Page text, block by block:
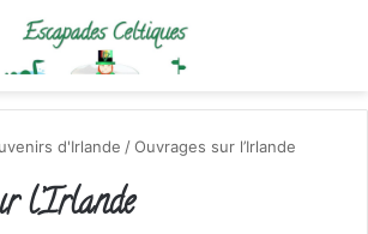
d'Irlande /Ouvrages sur l’Irlande
l’Irlande